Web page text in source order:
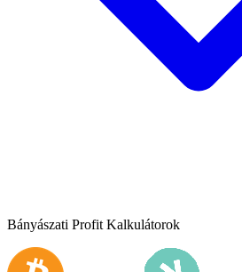
Bányászati Profit Kalkulátorok